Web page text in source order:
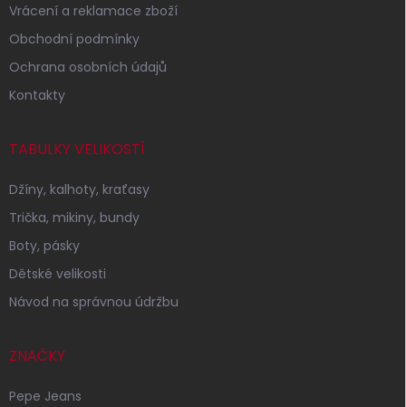
Vrácení a reklamace zboží
Obchodní podmínky
Ochrana osobních údajů
Kontakty
TABULKY VELIKOSTÍ
Džíny, kalhoty, kraťasy
Trička, mikiny, bundy
Boty, pásky
Dětské velikosti
Návod na správnou údržbu
ZNAČKY
Pepe Jeans